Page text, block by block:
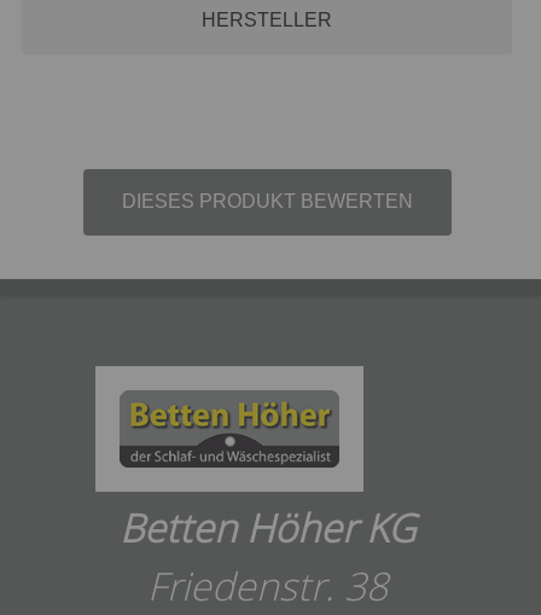
HERSTELLER
DIESES PRODUKT BEWERTEN
Betten Höher KG
Friedenstr. 38